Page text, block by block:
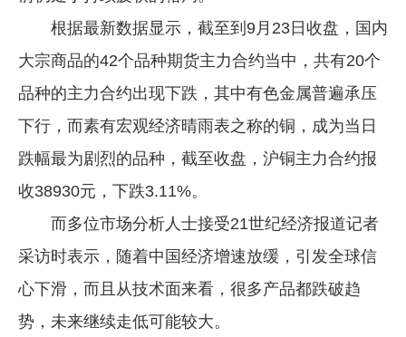
地矿 建设
党建工作
企业文化
《资源再生》杂志
数字报
根据最新数据显示，截至到9月23日收盘，国内
大宗商品的42个品种期货主力合约当中，共有20个
品种的主力合约出现下跌，其中有色金属普遍承压
下行，而素有宏观经济晴雨表之称的铜，成为当日
跌幅最为剧烈的品种，截至收盘，沪铜主力合约报
收38930元，下跌3.11%。
而多位市场分析人士接受21世纪经济报道记者
采访时表示，随着中国经济增速放缓，引发全球信
心下滑，而且从技术面来看，很多产品都跌破趋
势，未来继续走低可能较大。